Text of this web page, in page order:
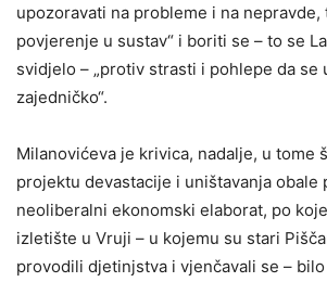
upozoravati na probleme i na nepravde,
povjerenje u sustav“ i boriti se – to se
svidjelo – „protiv strasti i pohlepe da se
zajedničko“.
Milanovićeva je krivica, nadalje, u tome
projektu devastacije i uništavanja obale
neoliberalni ekonomski elaborat, po
izletište u Vruji – u kojemu su stari
provodili djetinjstva i vjenčavali se – bilo